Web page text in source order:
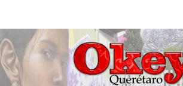
contenido